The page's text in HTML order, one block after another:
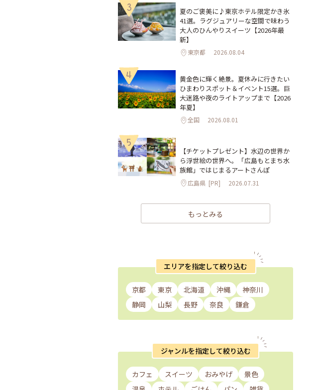
3
夏のご褒美に♪東京ホテル限定かき氷
41選。ラグジュアリーな空間で味わう
大人のひんやりスイーツ【2026年最
新】
東京都 2026.08.04
4
黄金色に輝く絶景。夏休みに行きたい
ひまわりスポット＆イベント15選。巨
大迷路や夜のライトアップまで【2026
年夏】
全国 2026.08.01
5
【チケットプレゼント】水辺の世界か
ら浮世絵の世界へ。「広島もとまち水
族館」ではじまるアートさんぽ
広島県 [PR] 2026.07.31
もっとみる
エリアを指定して絞り込む
京都 東京 北海道 沖縄
神奈川
静岡
山梨 長野 奈良 鎌倉
ジャンルを指定して絞り込む
カフェ スイーツ おみやげ
景色